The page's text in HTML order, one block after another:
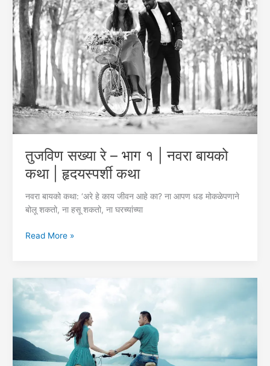
|
नवरा
बायको
कथा
|
हृदयस्पर्शी
कथा
तुजविण सख्या रे – भाग १ | नवरा बायको
कथा | हृदयस्पर्शी कथा
नवरा बायको कथा: ‘अरे हे काय जीवन आहे का? ना आपण धड मोकळेपणाने
बोलू शकतो, ना हसू शकतो, ना घरच्यांच्या
तुजविण
भाग
१
|
नवरा
बायको
कथा
Read More »